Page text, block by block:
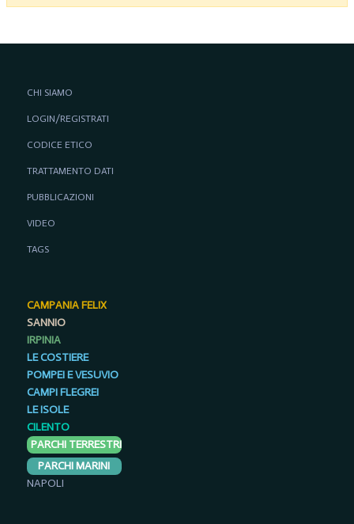
CHI SIAMO
LOGIN/REGISTRATI
CODICE ETICO
TRATTAMENTO DATI
PUBBLICAZIONI
VIDEO
TAGS
CAMPANIA FELIX
SANNIO
IRPINIA
LE COSTIERE
POMPEI E VESUVIO
CAMPI FLEGREI
LE ISOLE
CILENTO
PARCHI TERRESTRI
PARCHI MARINI
NAPOLI